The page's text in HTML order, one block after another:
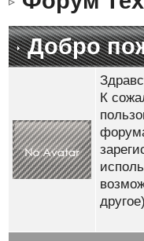
Добро
К